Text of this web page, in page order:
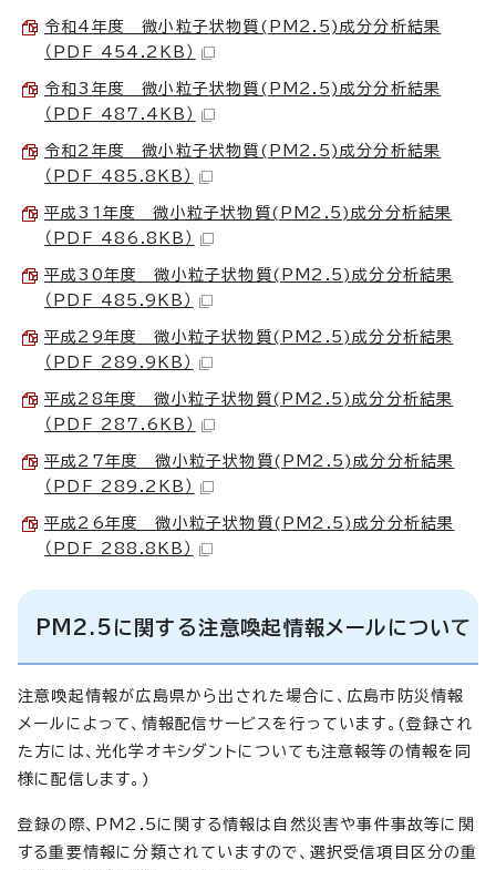
令和4年度 微小粒子状物質(PM2.5)成分分析結果
（PDF 454.2KB）
令和3年度 微小粒子状物質(PM2.5)成分分析結果
（PDF 487.4KB）
令和2年度 微小粒子状物質(PM2.5)成分分析結果
（PDF 485.8KB）
平成31年度 微小粒子状物質(PM2.5)成分分析結果
（PDF 486.8KB）
平成30年度 微小粒子状物質(PM2.5)成分分析結果
（PDF 485.9KB）
平成29年度 微小粒子状物質(PM2.5)成分分析結果
（PDF 289.9KB）
平成28年度 微小粒子状物質(PM2.5)成分分析結果
（PDF 287.6KB）
平成27年度 微小粒子状物質(PM2.5)成分分析結果
（PDF 289.2KB）
平成26年度 微小粒子状物質(PM2.5)成分分析結果
（PDF 288.8KB）
PM2.5に関する注意喚起情報メールについて
注意喚起情報が広島県から出された場合に、広島市防災情報
メールによって、情報配信サービスを行っています。(登録され
た方には、光化学オキシダントについても注意報等の情報を同
様に配信します。)
登録の際、PM2.5に関する情報は自然災害や事件事故等に関
する重要情報に分類されていますので、選択受信項目区分の重